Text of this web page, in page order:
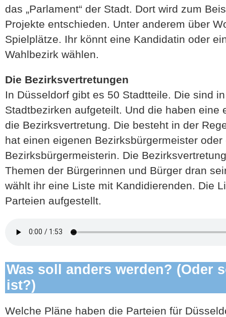
das „Parlament“ der Stadt. Dort wird zum
Projekte entschieden. Unter anderem über
Spielplätze. Ihr könnt eine Kandidatin oder
Wahlbezirk wählen.
Die Bezirksvertretungen
In Düsseldorf gibt es 50 Stadtteile. Die sind
Stadtbezirken aufgeteilt. Und die haben eine
die Bezirksvertretung. Die besteht in der
hat einen eigenen Bezirksbürgermeister
Bezirksbürgermeisterin. Die
Themen der Bürgerinnen und Bürger dran
wählt ihr eine Liste mit Kandidierenden. Die
Parteien aufgestellt.
Was soll anders werden? (Oder
ist?)
Welche Pläne haben die Parteien für